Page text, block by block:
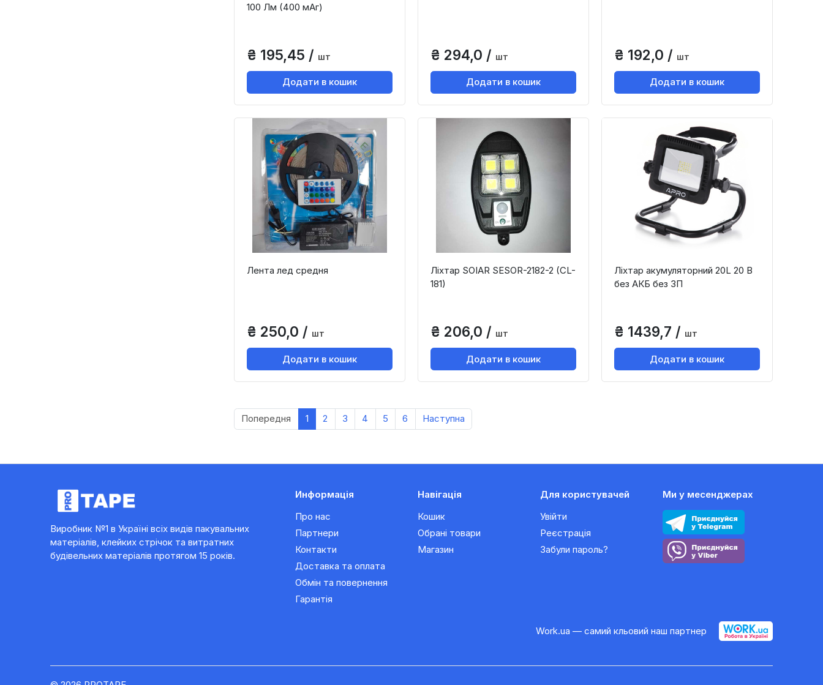
100 Лм (400 мАг)
₴ 195,45 / шт
Додати в кошик
₴ 294,0 / шт
Додати в кошик
₴ 192,0 / шт
Додати в кошик
Лента лед средня
₴ 250,0 / шт
Додати в кошик
Ліхтар SOIAR SESOR-2182-2 (CL-
181)
₴ 206,0 / шт
Додати в кошик
Ліхтар акумуляторний 20L 20 В
без АКБ без ЗП
₴ 1439,7 / шт
Додати в кошик
Попередня 1 2 3 4 5 6 Наступна
Виробник №1 в Україні всіх видів пакувальних
матеріалів, клейких стрічок та витратних
будівельних матеріалів протягом 15 років.
Информація
Про нас
Партнери
Контакти
Доставка та оплата
Обмін та повернення
Гарантія
Навігація
Кошик
Обрані товари
Магазин
Для користувачей
Увійти
Реєстрація
Забули пароль?
Ми у месенджерах
Work.ua — самий кльовий наш партнер